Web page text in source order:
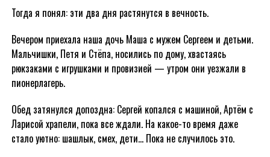
Тогда я понял: эти два дня растянутся в вечность.
Вечером приехала наша дочь Маша с мужем Сергеем и детьми.
Мальчишки, Петя и Стёпа, носились по дому, хвастаясь
рюкзаками с игрушками и провизией — утром они уезжали в
пионерлагерь.
Обед затянулся допоздна: Сергей копался с машиной, Артём с
Ларисой храпели, пока все ждали. На какое-то время даже
стало уютно: шашлык, смех, дети… Пока не случилось это.